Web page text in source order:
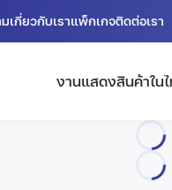
เกี่ยวกับเราแพ็กเกจติดต่อเรา
งานแสดงสินค้าใน